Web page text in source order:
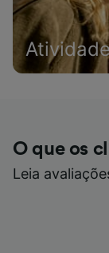
O que os
Leia